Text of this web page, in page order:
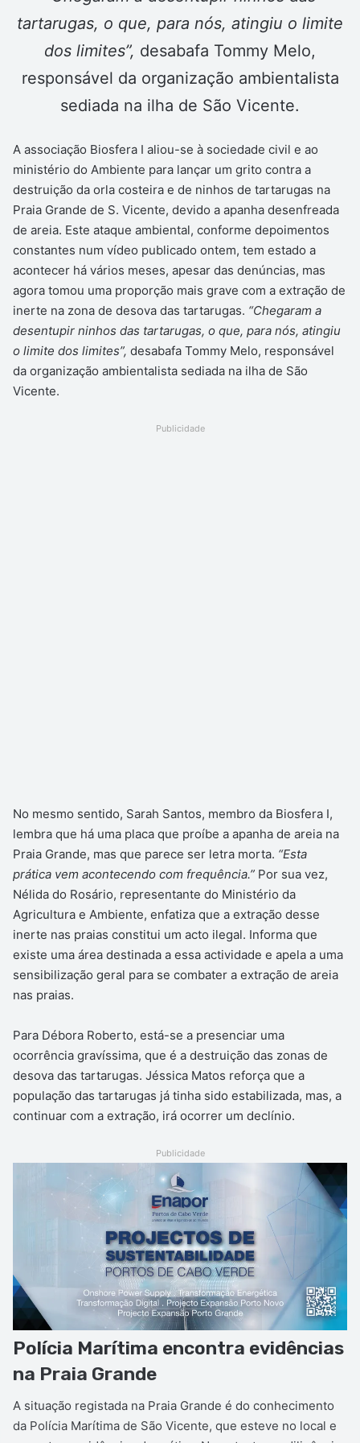
tartarugas, o que, para nós, atingiu o limite
dos limites”, desabafa Tommy Melo,
responsável da organização ambientalista
sediada na ilha de São Vicente.
A associação Biosfera I aliou-se à sociedade civil e ao
ministério do Ambiente para lançar um grito contra a
destruição da orla costeira e de ninhos de tartarugas na
Praia Grande de S. Vicente, devido a apanha desenfreada
de areia. Este ataque ambiental, conforme depoimentos
constantes num vídeo publicado ontem, tem estado a
acontecer há vários meses, apesar das denúncias, mas
agora tomou uma proporção mais grave com a extração de
inerte na zona de desova das tartarugas. “Chegaram a
desentupir ninhos das tartarugas, o que, para nós, atingiu
o limite dos limites”, desabafa Tommy Melo, responsável
da organização ambientalista sediada na ilha de São
Vicente.
Publicidade
No mesmo sentido, Sarah Santos, membro da Biosfera I,
lembra que há uma placa que proíbe a apanha de areia na
Praia Grande, mas que parece ser letra morta. “Esta
prática vem acontecendo com frequência.” Por sua vez,
Nélida do Rosário, representante do Ministério da
Agricultura e Ambiente, enfatiza que a extração desse
inerte nas praias constitui um acto ilegal. Informa que
existe uma área destinada a essa actividade e apela a uma
sensibilização geral para se combater a extração de areia
nas praias.
Para Débora Roberto, está-se a presenciar uma
ocorrência gravíssima, que é a destruição das zonas de
desova das tartarugas. Jéssica Matos reforça que a
população das tartarugas já tinha sido estabilizada, mas, a
continuar com a extração, irá ocorrer um declínio.
Publicidade
Polícia Marítima encontra evidências
na Praia Grande
A situação registada na Praia Grande é do conhecimento
da Polícia Marítima de São Vicente, que esteve no local e